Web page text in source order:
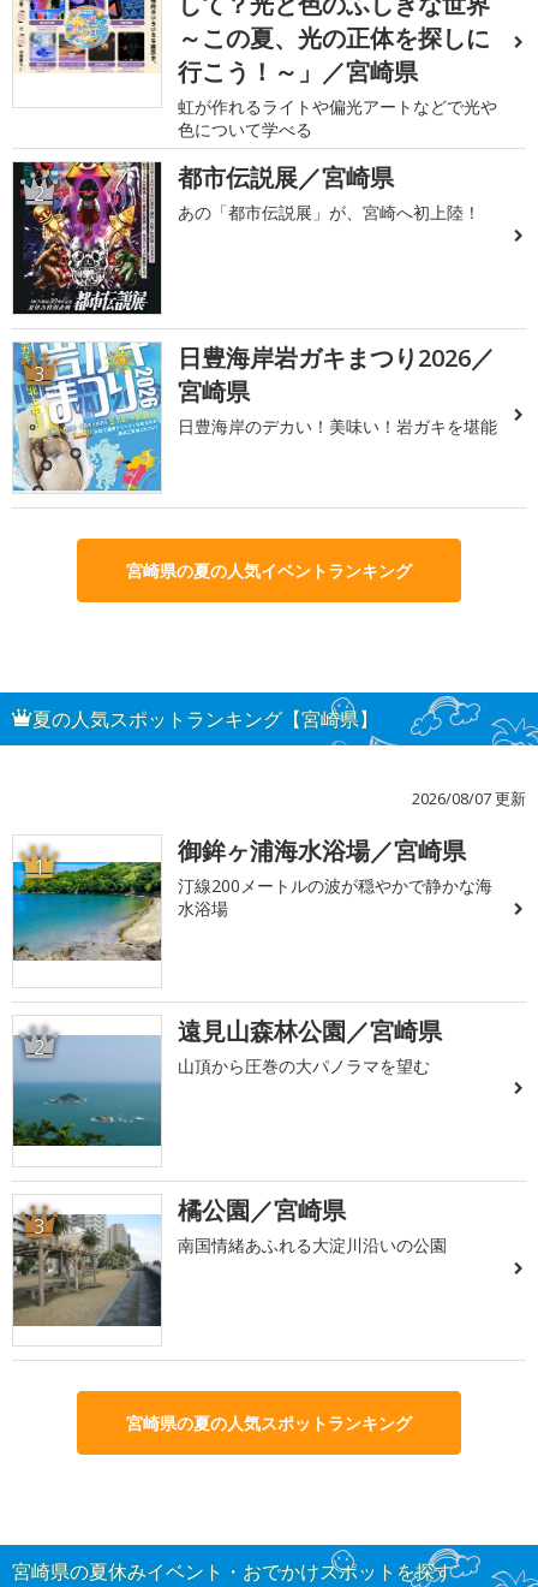
～この夏、光の正体を探しに
行こう！～」／宮崎県
虹が作れるライトや偏光アートなどで光や
色について学べる
2 都市伝説展／宮崎県
あの「都市伝説展」が、宮崎へ初上陸！
3
日豊海岸岩ガキまつり2026／
宮崎県
日豊海岸のデカい！美味い！岩ガキを堪能
宮崎県の夏の人気イベントランキング
夏の人気スポットランキング【宮崎県】
2026/08/07 更新
1 御鉾ヶ浦海水浴場／宮崎県
汀線200メートルの波が穏やかで静かな海
水浴場
2 遠見山森林公園／宮崎県
山頂から圧巻の大パノラマを望む
3 橘公園／宮崎県
南国情緒あふれる大淀川沿いの公園
宮崎県の夏の人気スポットランキング
宮崎県の夏休みイベント・おでかけスポットを探す